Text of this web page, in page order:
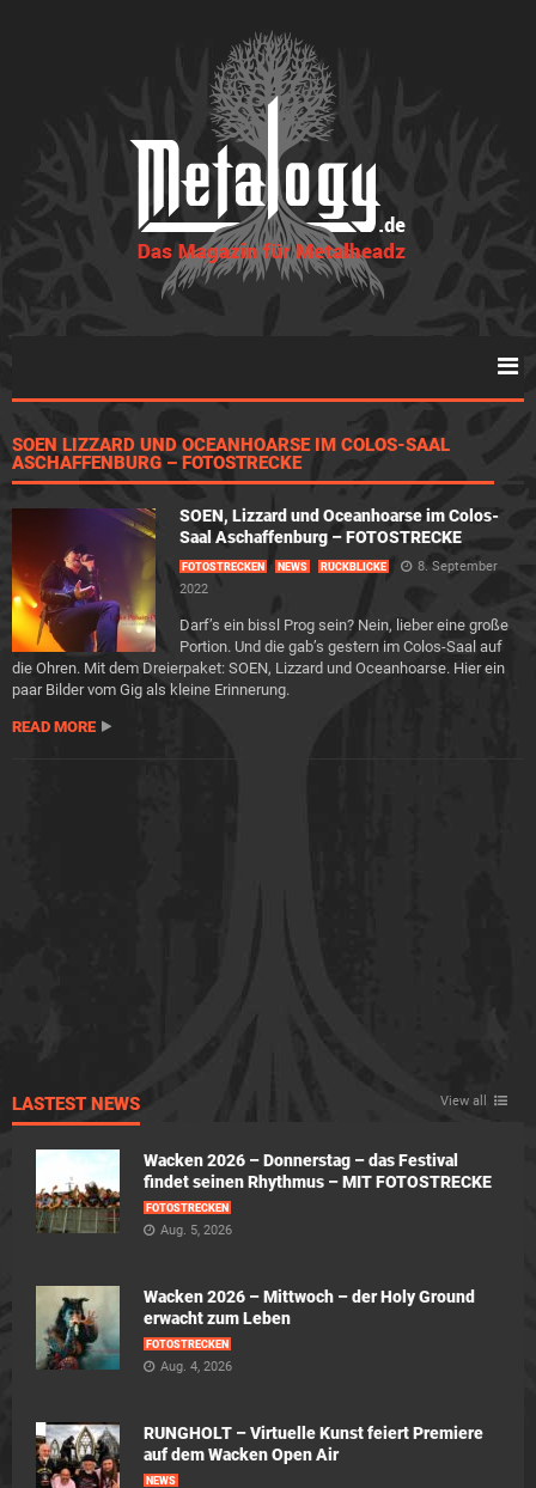
SOEN LIZZARD UND OCEANHOARSE IM COLOS-SAAL
ASCHAFFENBURG – FOTOSTRECKE
SOEN, Lizzard und Oceanhoarse im Colos-
Saal Aschaffenburg – FOTOSTRECKE
FOTOSTRECKEN NEWS RÜCKBLICKE
8. September
2022
Darf’s ein bissl Prog sein? Nein, lieber eine große
Portion. Und die gab’s gestern im Colos-Saal auf
die Ohren. Mit dem Dreierpaket: SOEN, Lizzard und Oceanhoarse. Hier ein
paar Bilder vom Gig als kleine Erinnerung.
READ MORE
LASTEST NEWS View all
Wacken 2026 – Donnerstag – das Festival
findet seinen Rhythmus – MIT FOTOSTRECKE
FOTOSTRECKEN
Aug. 5, 2026
Wacken 2026 – Mittwoch – der Holy Ground
erwacht zum Leben
FOTOSTRECKEN
Aug. 4, 2026
RUNGHOLT – Virtuelle Kunst feiert Premiere
auf dem Wacken Open Air
NEWS